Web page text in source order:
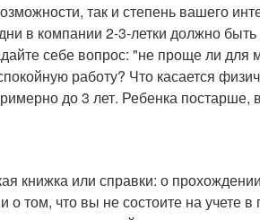
так и степень вашего
в компании 2-3-летки должно
себе вопрос: "не проще ли для
работу? Что касается
до 3 лет. Ребенка постарше,
книжка или справки: о
о том, что вы не состоите на учете